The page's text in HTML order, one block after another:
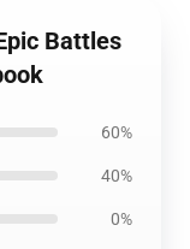
Battles
60%
40%
0%